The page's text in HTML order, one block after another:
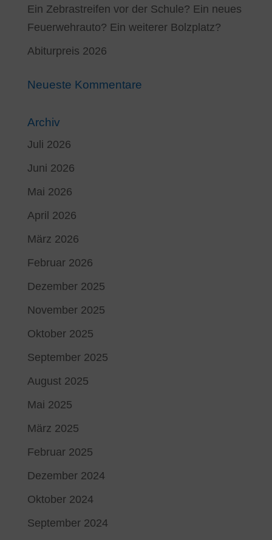
Ein Zebrastreifen vor der Schule? Ein neues
Feuerwehrauto? Ein weiterer Bolzplatz?
Abiturpreis 2026
Neueste Kommentare
Archiv
Juli 2026
Juni 2026
Mai 2026
April 2026
März 2026
Februar 2026
Dezember 2025
November 2025
Oktober 2025
September 2025
August 2025
Mai 2025
März 2025
Februar 2025
Dezember 2024
Oktober 2024
September 2024